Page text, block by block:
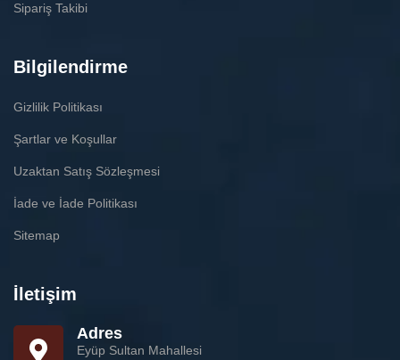
Sipariş Takibi
Bilgilendirme
Gizlilik Politikası
Şartlar ve Koşullar
Uzaktan Satış Sözleşmesi
İade ve İade Politikası
Sitemap
İletişim
Adres
Eyüp Sultan Mahallesi